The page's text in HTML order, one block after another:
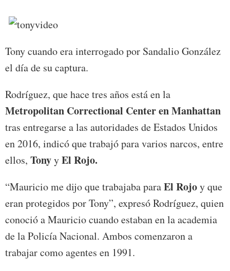
Tony cuando era interrogado por Sandalio González
el día de su captura.
Rodríguez, que hace tres años está en la
Metropolitan Correctional Center en Manhattan
tras entregarse a las autoridades de Estados Unidos
en 2016, indicó que trabajó para varios narcos, entre
ellos, TonyyEl Rojo.
“Mauricio me dijo que trabajaba paraEl Rojoy que
eran protegidos por Tony”, expresó Rodríguez, quien
conoció a Mauricio cuando estaban en la academia
de la Policía Nacional. Ambos comenzaron a
trabajar como agentes en 1991.